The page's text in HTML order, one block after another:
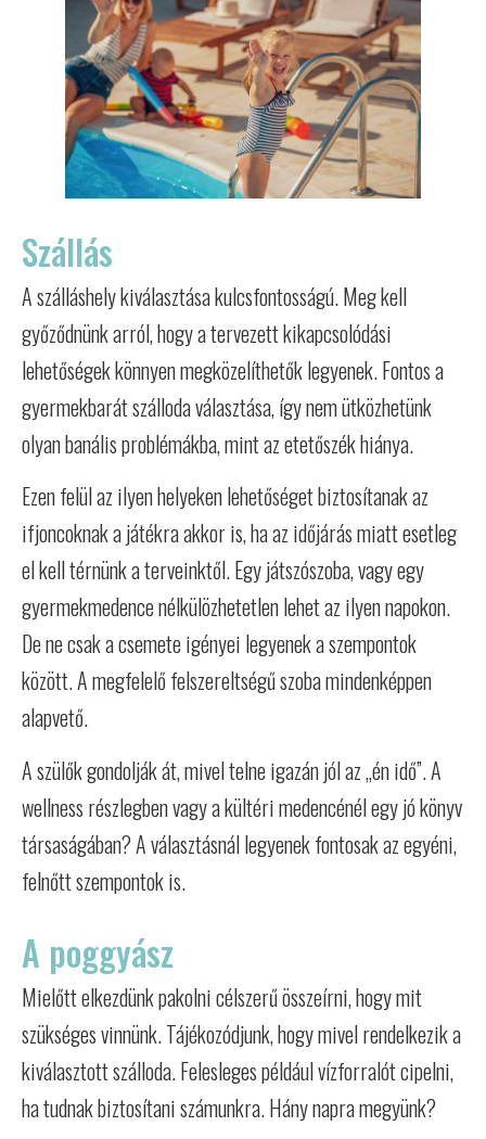
Szállás
A szálláshely kiválasztása kulcsfontosságú. Meg kell
győződnünk arról, hogy a tervezett kikapcsolódási
lehetőségek könnyen megközelíthetők legyenek. Fontos a
gyermekbarát szálloda választása, így nem ütközhetünk
olyan banális problémákba, mint az etetőszék hiánya.
Ezen felül az ilyen helyeken lehetőséget biztosítanak az
ifjoncoknak a játékra akkor is, ha az időjárás miatt esetleg
el kell térnünk a terveinktől. Egy játszószoba, vagy egy
gyermekmedence nélkülözhetetlen lehet az ilyen napokon.
De ne csak a csemete igényei legyenek a szempontok
között. A megfelelő felszereltségű szoba mindenképpen
alapvető.
A szülők gondolják át, mivel telne igazán jól az „én idő”. A
wellness részlegben vagy a kültéri medencénél egy jó könyv
társaságában? A választásnál legyenek fontosak az egyéni,
felnőtt szempontok is.
A poggyász
Mielőtt elkezdünk pakolni célszerű összeírni, hogy mit
szükséges vinnünk. Tájékozódjunk, hogy mivel rendelkezik a
kiválasztott szálloda. Felesleges például vízforralót cipelni,
ha tudnak biztosítani számunkra. Hány napra megyünk?